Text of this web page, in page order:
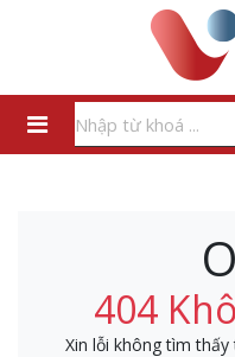
404
Xin lỗi không tìm